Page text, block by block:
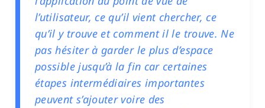
l’utilisateur, ce qu’il vient chercher, ce
qu’il y trouve et comment il le trouve. Ne
pas hésiter à garder le plus d’espace
possible jusqu’à la fin car certaines
étapes intermédiaires importantes
peuvent s’ajouter voire des